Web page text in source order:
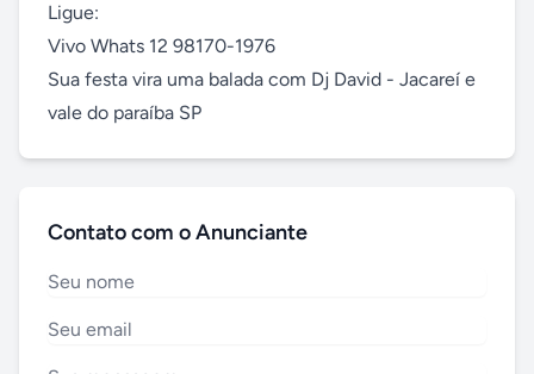
Ligue:
Vivo Whats 12 98170-1976
Sua festa vira uma balada com Dj David - Jacareí e
vale do paraíba SP
Contato com o Anunciante